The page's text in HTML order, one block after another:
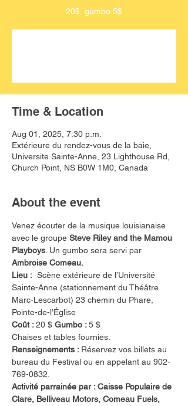
20$, gumbo 5$
Time & Location
Aug 01, 2025, 7:30 p.m.
Extérieure du rendez-vous de la baie,
Universite Sainte-Anne, 23 Lighthouse Rd,
Church Point, NS B0W 1M0, Canada
About the event
Venez écouter de la musique louisianaise
avec le groupe Steve Riley and the Mamou
Playboys . Un gumbo sera servi par
Ambroise Comeau.
Lieu : Scène extérieure de l’Université
Sainte-Anne (stationnement du Théâtre
Marc-Lescarbot) 23 chemin du Phare,
Pointe-de-l’Église
Coût : 20 $ Gumbo : 5 $
Chaises et tables fournies.
Renseignements : Réservez vos billets au
bureau du Festival ou en appelant au 902-
769-0832.
Activité parrainée par : Caisse Populaire de
Clare, Belliveau Motors, Comeau Fuels,